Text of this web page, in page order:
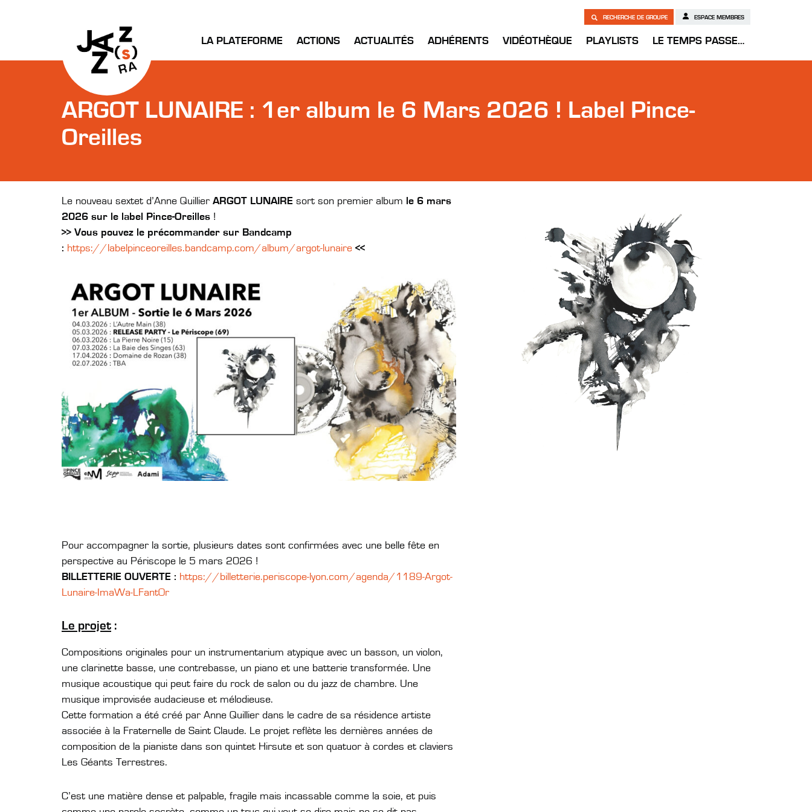
LA PLATEFORME ACTIONS ACTUALITÉS ADHÉRENTS VIDÉOTHÈQUE PLAYLISTS LE TEMPS PASSE…
RECHERCHE DE GROUPE ESPACE MEMBRES
ARGOT LUNAIRE : 1er album le 6 Mars 2026 ! Label Pince-
Oreilles
Le nouveau sextet d’Anne Quillier ARGOT LUNAIRE sort son premier album le 6 mars
2026 sur le label Pince-Oreilles !
>> Vous pouvez le précommander sur Bandcamp
: https://labelpinceoreilles.bandcamp.com/album/argot-lunaire <<
Pour accompagner la sortie, plusieurs dates sont confirmées avec une belle fête en
perspective au Périscope le 5 mars 2026 !
BILLETTERIE OUVERTE : https://billetterie.periscope-lyon.com/agenda/1189-Argot-
Lunaire-ImaWa-LFantOr
Le projet :
Compositions originales pour un instrumentarium atypique avec un basson, un violon,
une clarinette basse, une contrebasse, un piano et une batterie transformée. Une
musique acoustique qui peut faire du rock de salon ou du jazz de chambre. Une
musique improvisée audacieuse et mélodieuse.
Cette formation a été créé par Anne Quillier dans le cadre de sa résidence artiste
associée à la Fraternelle de Saint Claude. Le projet reflète les dernières années de
composition de la pianiste dans son quintet Hirsute et son quatuor à cordes et claviers
Les Géants Terrestres.
C’est une matière dense et palpable, fragile mais incassable comme la soie, et puis